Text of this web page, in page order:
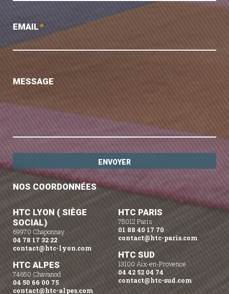
EMAIL*
MESSAGE
NOS COORDONNÉES
HTC LYON ( SIÈGE
SOCIAL)
69970 Chaponnay
04 78 17 32 22
contact@htc-lyon.com
HTC ALPES
74650 Chavanod
04 50 66 00 75
contact@htc-alpes.com
HTC PARIS
75012 Paris
01 88 40 17 70
contact@htc-paris.com
HTC SUD
13100 Aix-en-Provence
04 42 52 04 74
contact@htc-sud.com